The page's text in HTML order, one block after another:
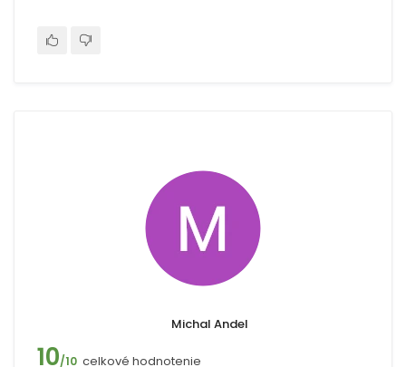
Michal Andel
10/10 celkové hodnotenie